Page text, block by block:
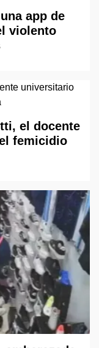
app de
violento
el docente
femicidio